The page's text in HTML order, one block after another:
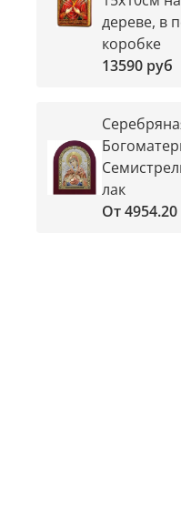
дереве, в
коробке
13590 руб
лак
От